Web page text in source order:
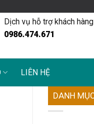
Dịch vụ hỗ trợ khách hàng
0986.474.671
LIÊN HỆ
DANH